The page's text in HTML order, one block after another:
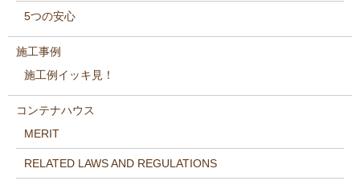
5つの安心
施工事例
施工例イッキ見！
コンテナハウス
MERIT
RELATED LAWS AND REGULATIONS